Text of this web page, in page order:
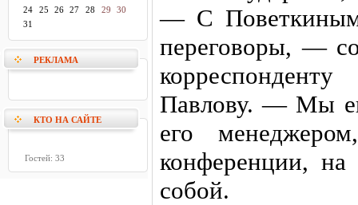
24
25 26 27 28 29
30
31
РЕКЛАМА
КТО НА САЙТЕ
Гостей: 33
— С
переговоры, —
Павлову. — Мы
его
конференции,
собой.